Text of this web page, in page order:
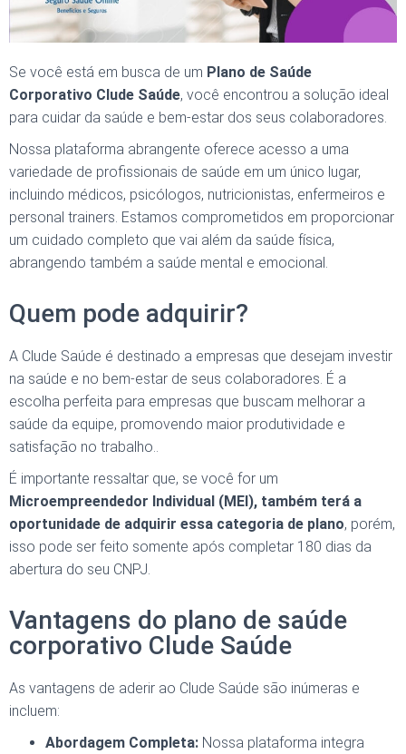
Se você está em busca de um Plano de Saúde
Corporativo Clude Saúde, você encontrou a solução ideal
para cuidar da saúde e bem-estar dos seus colaboradores.
Nossa plataforma abrangente oferece acesso a uma
variedade de profissionais de saúde em um único lugar,
incluindo médicos, psicólogos, nutricionistas, enfermeiros e
personal trainers. Estamos comprometidos em proporcionar
um cuidado completo que vai além da saúde física,
abrangendo também a saúde mental e emocional.
Quem pode adquirir?
A Clude Saúde é destinado a empresas que desejam investir
na saúde e no bem-estar de seus colaboradores. É a
escolha perfeita para empresas que buscam melhorar a
saúde da equipe, promovendo maior produtividade e
satisfação no trabalho.
É importante ressaltar que, se você for um
Microempreendedor Individual (MEI), também terá a
oportunidade de adquirir essa categoria de plano, porém,
isso pode ser feito somente após completar 180 dias da
abertura do seu CNPJ.
Vantagens do plano de saúde
corporativo Clude Saúde
As vantagens de aderir ao Clude Saúde são inúmeras e
incluem:
Abordagem Completa: Nossa plataforma integra